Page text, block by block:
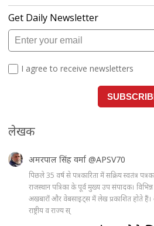
लेखक
अमरपाल सिंह वर्मा @APSV70
पिछले 35 वर्ष से पत्रकारिता में सक्रिय स्वतंत्र
राजस्थान पत्रिका के पूर्व मुख्य उप संपादक। विभिन्न
अखबारों और वेबसाइट्स में लेख प्रकाशित होते
राष्ट्रीय व राज्य स्